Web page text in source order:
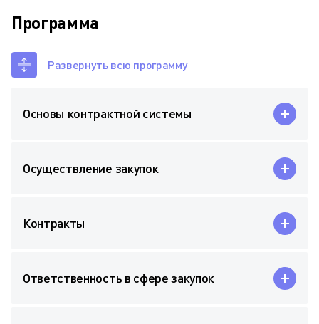
Программа
Развернуть всю программу
Основы контрактной системы
Осуществление закупок
Контракты
Ответственность в сфере закупок